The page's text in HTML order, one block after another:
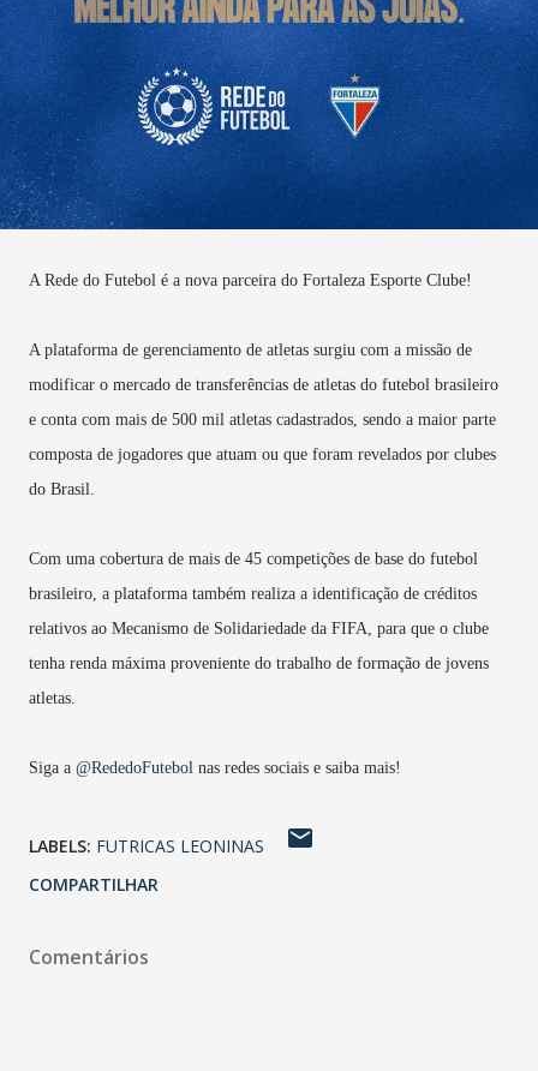
A Rede do Futebol é a nova parceira do Fortaleza Esporte Clube!
A plataforma de gerenciamento de atletas surgiu com a missão de
modificar o mercado de transferências de atletas do futebol brasileiro
e conta com mais de 500 mil atletas cadastrados, sendo a maior parte
composta de jogadores que atuam ou que foram revelados por clubes
do Brasil.
Com uma cobertura de mais de 45 competições de base do futebol
brasileiro, a plataforma também realiza a identificação de créditos
relativos ao Mecanismo de Solidariedade da FIFA, para que o clube
tenha renda máxima proveniente do trabalho de formação de jovens
atletas.
Siga a @RededoFutebol nas redes sociais e saiba mais!
LABELS: FUTRICAS LEONINAS
COMPARTILHAR
Comentários